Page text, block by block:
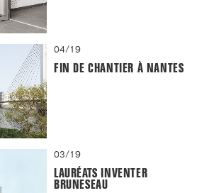
04/19
FIN DE CHANTIER À NANTES
03/19
LAURÉATS INVENTER
BRUNESEAU